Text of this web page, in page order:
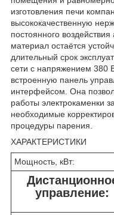
изготовления печи
высококачественную
постоянного
материал остаётся
длительный срок
сети с напряжением 380
встроенную панель
интерфейсом. Она
работы электрокаменки
необходимые
процедуры парения.
ХАРАКТЕРИСТИКИ
Мощность, кВт:
управление: